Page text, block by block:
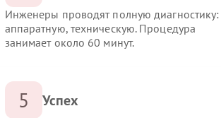
Инженеры проводят полную диагностику:
аппаратную, техническую. Процедура
занимает около 60 минут.
5 Успех